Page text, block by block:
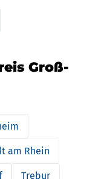
Groß-
am Rhein
Trebur